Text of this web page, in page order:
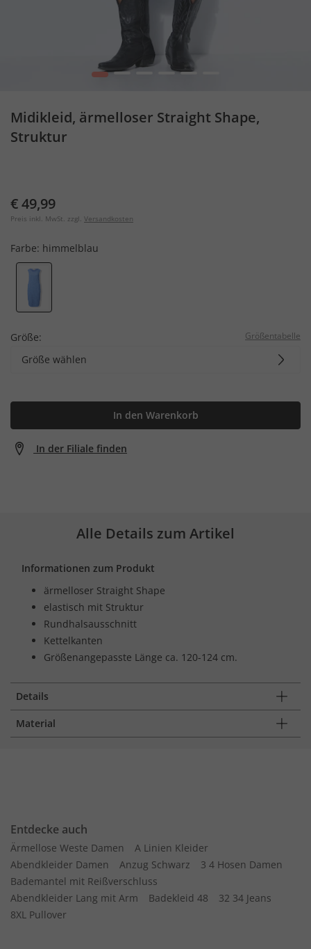
1
Midikleid, ärmelloser Straight Shape,
Struktur
€ 49,99
Preis inkl. MwSt. zzgl. Versandkosten
Farbe: himmelblau
Größe: Größentabelle
Größe wählen
In den Warenkorb
In der Filiale finden
Alle Details zum Artikel
Informationen zum Produkt
ärmelloser Straight Shape
elastisch mit Struktur
Rundhalsausschnitt
Kettelkanten
Größenangepasste Länge ca. 120-124 cm.
Details
Material
Entdecke auch
Ärmellose Weste Damen
A Linien Kleider
Abendkleider Damen
Anzug Schwarz
3 4 Hosen Damen
Bademantel mit Reißverschluss
Abendkleider Lang mit Arm
Badekleid 48
32 34 Jeans
8XL Pullover